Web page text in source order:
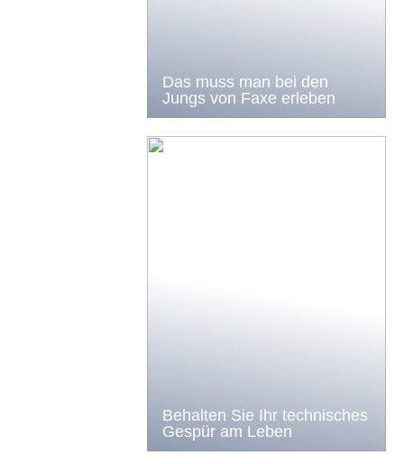
Das muss man bei den
Jungs von Faxe erleben
Behalten Sie Ihr technisches
Gespür am Leben